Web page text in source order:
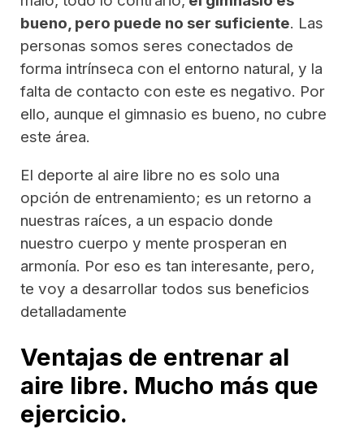
bueno, pero puede no ser suficiente. Las
personas somos seres conectados de
forma intrínseca con el entorno natural, y la
falta de contacto con este es negativo. Por
ello, aunque el gimnasio es bueno, no cubre
este área.
El deporte al aire libre no es solo una
opción de entrenamiento; es un retorno a
nuestras raíces, a un espacio donde
nuestro cuerpo y mente prosperan en
armonía. Por eso es tan interesante, pero,
te voy a desarrollar todos sus beneficios
detalladamente
Ventajas de entrenar al
aire libre. Mucho más que
ejercicio.